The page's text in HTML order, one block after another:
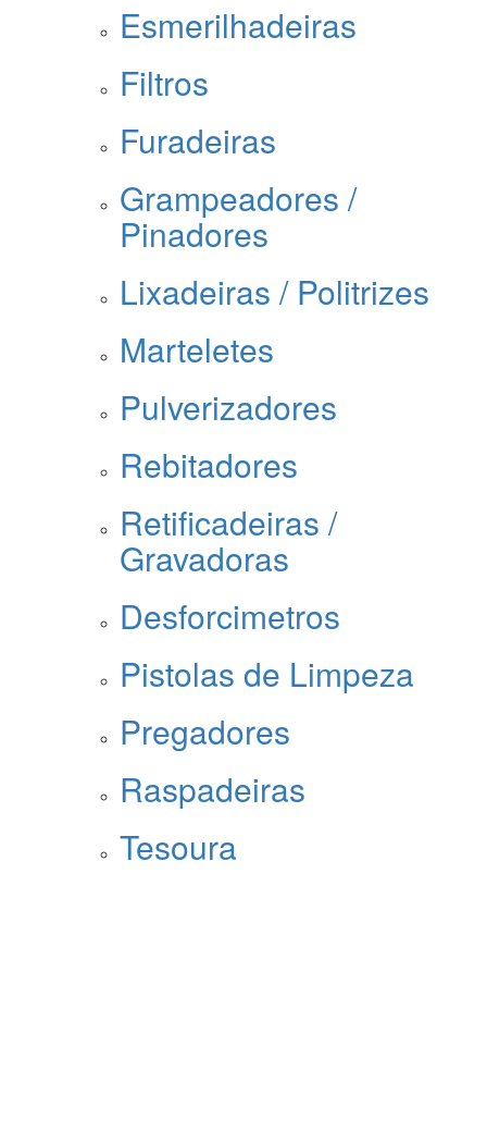
Esmerilhadeiras
Filtros
Furadeiras
Grampeadores /
Pinadores
Lixadeiras / Politrizes
Marteletes
Pulverizadores
Rebitadores
Retificadeiras /
Gravadoras
Desforcimetros
Pistolas de Limpeza
Pregadores
Raspadeiras
Tesoura